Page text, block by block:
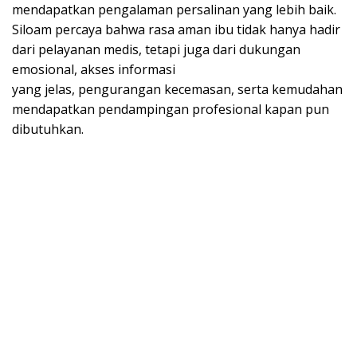
mendapatkan pengalaman persalinan yang lebih baik.
Siloam percaya bahwa rasa aman ibu tidak hanya hadir
dari pelayanan medis, tetapi juga dari dukungan
emosional, akses informasi
yang jelas, pengurangan kecemasan, serta kemudahan
mendapatkan pendampingan profesional kapan pun
dibutuhkan.